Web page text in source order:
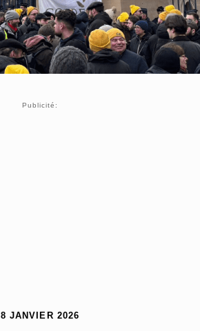
Publicité:
8 JANVIER 2026